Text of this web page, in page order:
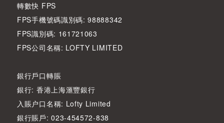
轉數快 FPS
FPS手機號碼識別碼: 98888342
FPS識別碼: 161721063
FPS公司名稱: LOFTY LIMITED
銀行戶口轉賬
銀行: 香港上海滙豐銀行
入賬户口名稱: Lofty Limited
銀行賬戶: 023-454572-838